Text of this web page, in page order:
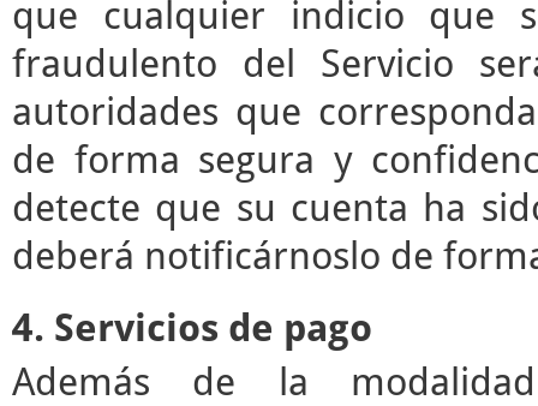
que cualquier indicio que
fraudulento del Servicio
autoridades que
de forma segura y
detecte que su cuenta ha
deberá notificárnoslo de
4. Servicios de pago
Además de la